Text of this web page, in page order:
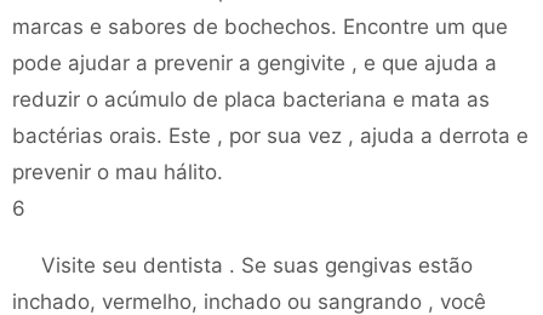
marcas e sabores de bochechos. Encontre um que
pode ajudar a prevenir a gengivite , e que ajuda a
reduzir o acúmulo de placa bacteriana e mata as
bactérias orais. Este , por sua vez , ajuda a derrota e
prevenir o mau hálito.
6
Visite seu dentista . Se suas gengivas estão
inchado, vermelho, inchado ou sangrando , você